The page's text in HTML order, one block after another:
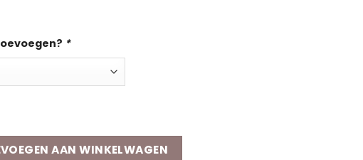
*
Relax en geniet aantal
AAN WINKELWAGEN